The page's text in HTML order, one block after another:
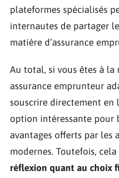
plateformes spécialisés
internautes de partager
matière d’assurance
Au total, si vous êtes à la
assurance emprunteur
souscrire directement en
option intéressante pour
avantages offerts par les
modernes. Toutefois,
réflexion quant au choix